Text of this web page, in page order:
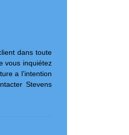
dans toute
vous inquiétez
a l’intention
Stevens